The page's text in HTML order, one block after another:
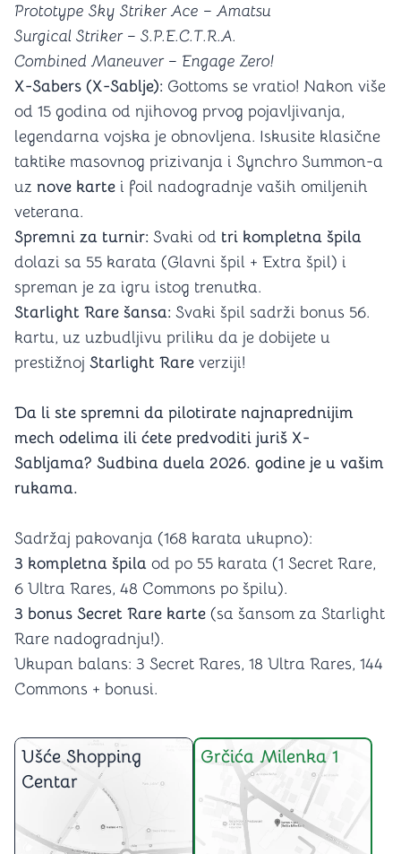
Prototype Sky Striker Ace – Amatsu
Surgical Striker – S.P.E.C.T.R.A.
Combined Maneuver – Engage Zero!
X-Sabers (X-Sablje): Gottoms se vratio! Nakon više
od 15 godina od njihovog prvog pojavljivanja,
legendarna vojska je obnovljena. Iskusite klasične
taktike masovnog prizivanja i Synchro Summon-a
uz nove karte i foil nadogradnje vaših omiljenih
veterana.
Spremni za turnir: Svaki od tri kompletna špila
dolazi sa 55 karata (Glavni špil + Extra špil) i
spreman je za igru istog trenutka.
Starlight Rare šansa: Svaki špil sadrži bonus 56.
kartu, uz uzbudljivu priliku da je dobijete u
prestižnoj Starlight Rare verziji!
Da li ste spremni da pilotirate najnaprednijim
mech odelima ili ćete predvoditi juriš X-
Sabljama? Sudbina duela 2026. godine je u vašim
rukama.
Sadržaj pakovanja (168 karata ukupno):
3 kompletna špila od po 55 karata (1 Secret Rare,
6 Ultra Rares, 48 Commons po špilu).
3 bonus Secret Rare karte (sa šansom za Starlight
Rare nadogradnju!).
Ukupan balans: 3 Secret Rares, 18 Ultra Rares, 144
Commons + bonusi.
Ušće Shopping
Centar
Grčića Milenka 1